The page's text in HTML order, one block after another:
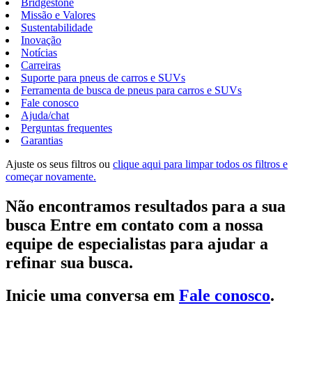
Bridgestone
Missão e Valores
Sustentabilidade
Inovação
Notícias
Carreiras
Suporte para pneus de carros e SUVs
Ferramenta de busca de pneus para carros e SUVs
Fale conosco
Ajuda/chat
Perguntas frequentes
Garantias
Ajuste os seus filtros ou clique aqui para limpar todos os filtros e
começar novamente.
Não encontramos resultados para a sua
busca Entre em contato com a nossa
equipe de especialistas para ajudar a
refinar sua busca.
Inicie uma conversa em Fale conosco.